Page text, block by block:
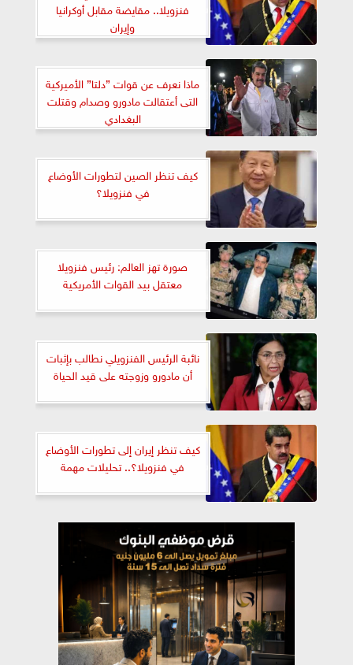
فنزويلا.. مقايضة مقابل أوكرانيا
وإيران
ماذا نعرف عن قوات ”دلتا” الأميركية
التى أعتقالت مادورو وصدام وقتلت
البغدادي
كيف تنظر الصين لتطورات الأوضاع
في فنزويلا؟
صورة تهز العالم: رئيس فنزويلا
معتقل بيد القوات الأمريكية
نائبة الرئيس الفنزويلي نطالب بإثبات
أن مادورو وزوجته على قيد الحياة
كيف تنظر إيران إلى تطورات الأوضاع
في فنزويلا؟.. تحليلات مهمة